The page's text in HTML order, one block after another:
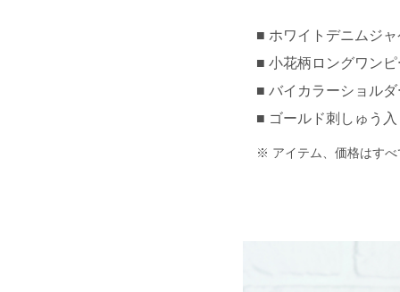
ホワイトデニムジ
小花柄ロングワン
バイカラーショル
ゴールド刺しゅう
アイテム、価格はす